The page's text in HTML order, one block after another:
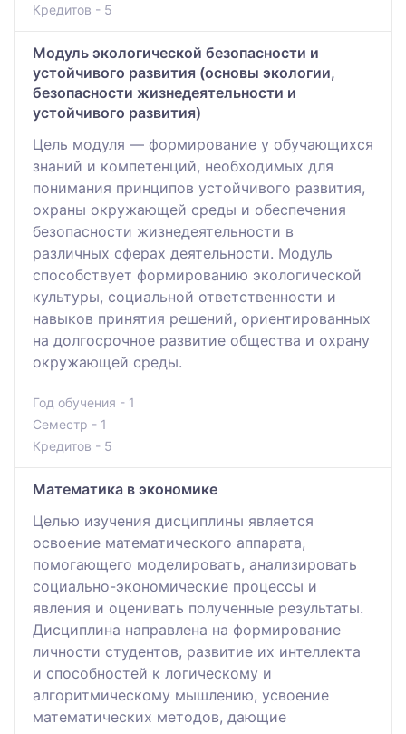
Кредитов - 5
Модуль экологической безопасности и
устойчивого развития (основы экологии,
безопасности жизнедеятельности и
устойчивого развития)
Цель модуля — формирование у обучающихся
знаний и компетенций, необходимых для
понимания принципов устойчивого развития,
охраны окружающей среды и обеспечения
безопасности жизнедеятельности в
различных сферах деятельности. Модуль
способствует формированию экологической
культуры, социальной ответственности и
навыков принятия решений, ориентированных
на долгосрочное развитие общества и охрану
окружающей среды.
Год обучения - 1
Семестр - 1
Кредитов - 5
Математика в экономике
Целью изучения дисциплины является
освоение математического аппарата,
помогающего моделировать, анализировать
социально-экономические процессы и
явления и оценивать полученные результаты.
Дисциплина направлена на формирование
личности студентов, развитие их интеллекта
и способностей к логическому и
алгоритмическому мышлению, усвоение
математических методов, дающие